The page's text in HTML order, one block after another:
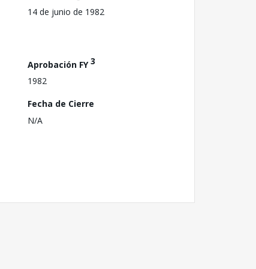
14 de junio de 1982
Aprobación FY3
1982
Fecha de Cierre
N/A